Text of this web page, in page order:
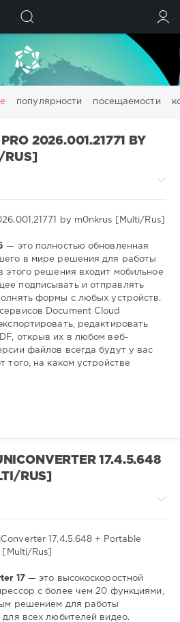
популярности посещаемости
Electronic girls House
Pop
диска изображений
моделирование обработка
цифровых эффекты
2026.001.21771 BY
RUS]
— это полностью обновленная
в мире решения для работы
этого решения входит мобильное
подписывать и отправлять
формы с любых устройств.
Document Cloud
редактировать
открыв их в любом веб-
файлов всегда будут у вас
того, на каком устройстве
17.4.5.648
RUS]
17 — это высокоскоростной
с более чем 20 функциями,
решением для работы
всех любителей видео.